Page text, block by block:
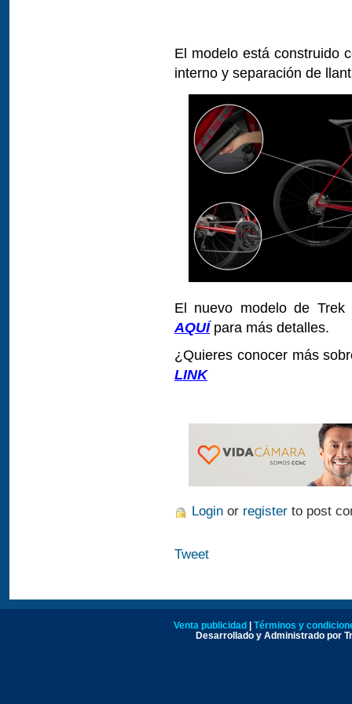
El modelo está construido
interno y separación de
El nuevo modelo de
AQUÍpara más detalles.
¿Quieres conocer más
LINK
Login or register to post
Tweet
Venta publicidad
Términos y
Desarrollado y Administrado por